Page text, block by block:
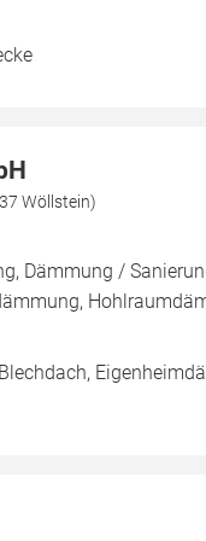
Wöllstein)
Dämmung /